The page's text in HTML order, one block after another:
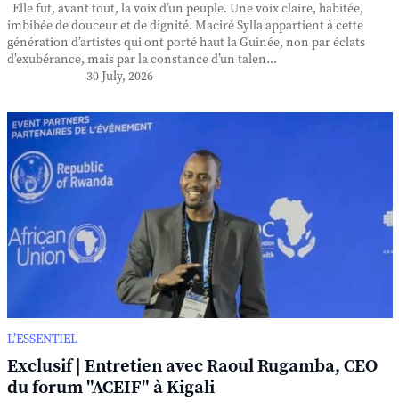
Elle fut, avant tout, la voix d’un peuple. Une voix claire, habitée,
imbibée de douceur et de dignité. Maciré Sylla appartient à cette
génération d’artistes qui ont porté haut la Guinée, non par éclats
d’exubérance, mais par la constance d’un talen...
30 July, 2026
L’ESSENTIEL
Exclusif | Entretien avec Raoul Rugamba, CEO
du forum "ACEIF" à Kigali